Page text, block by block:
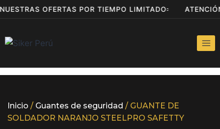
NUESTRAS OFERTAS POR TIEMPO LIMITADO
Inicio / Guantes de seguridad / GUANTE DE
SOLDADOR NARANJO STEELPRO SAFETTY